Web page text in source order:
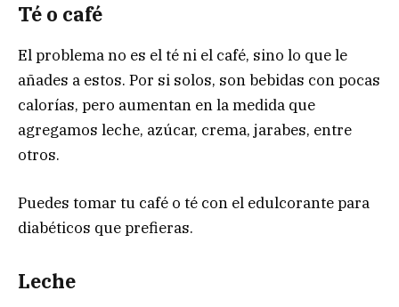
Té o café
El problema no es el té ni el café, sino lo que le
añades a estos. Por si solos, son bebidas con pocas
calorías, pero aumentan en la medida que
agregamos leche, azúcar, crema, jarabes, entre
otros.
Puedes tomar tu café o té con el edulcorante para
diabéticos que prefieras.
Leche